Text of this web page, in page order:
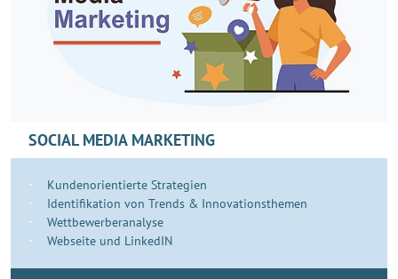
SOCIAL MEDIA MARKETING
Kundenorientierte Strategien
Identifikation von Trends & Innovationsthemen
Wettbewerberanalyse
Webseite und LinkedIN